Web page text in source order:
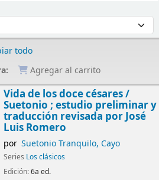
todo
Agregar al carrito
Vida de los doce césares /
Suetonio ; estudio preliminar y
traducción revisada por José
Luis Romero
por Suetonio Tranquilo, Cayo
Series Los clásicos
Edición:6a ed.